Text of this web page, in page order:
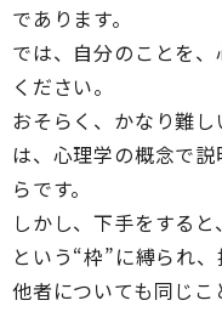
であります。
では、自分のことを
ください。
おそらく、かなり難
は、心理学の概念で
らです。
しかし、下手をすると
という“枠”に縛られ
他者についても同じこ